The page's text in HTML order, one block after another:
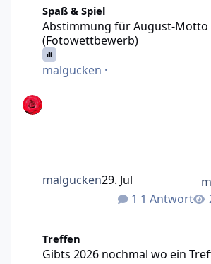
Spaß & Spiel
Abstimmung für August-Motto
(Fotowettbewerb)
malgucken ·
1 Antwort
malgucken29. Jul
Treffen
Gibts 2026 nochmal wo ein